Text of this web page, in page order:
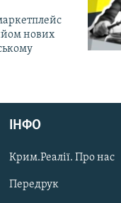
нових
ІНФО
Крим.Реалії. Про нас
Передрук